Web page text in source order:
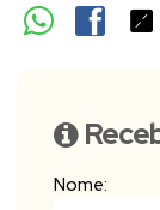
Nome: